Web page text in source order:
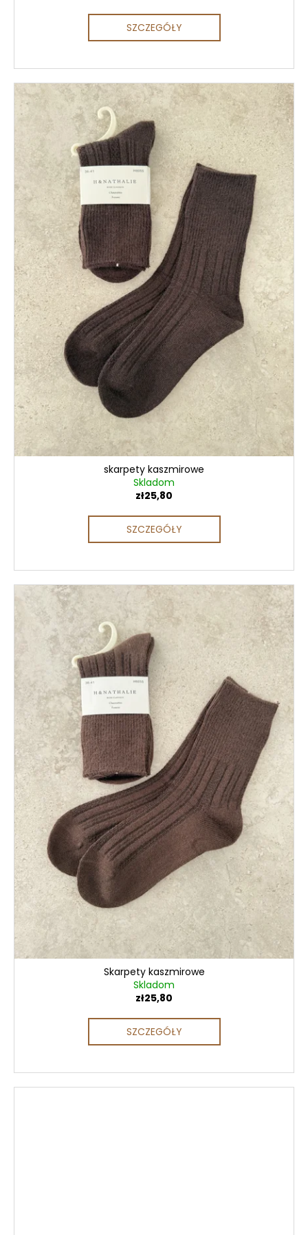
SZCZEGÓŁY
skarpety kaszmirowe
Skladom
zł25,80
SZCZEGÓŁY
Skarpety kaszmirowe
Skladom
zł25,80
SZCZEGÓŁY